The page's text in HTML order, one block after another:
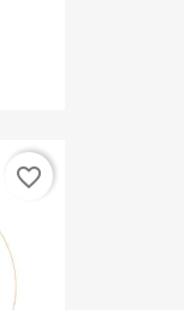
favorite_border